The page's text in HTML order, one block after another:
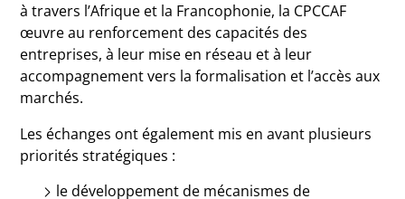
à travers l’Afrique et la Francophonie, la CPCCAF
œuvre au renforcement des capacités des
entreprises, à leur mise en réseau et à leur
accompagnement vers la formalisation et l’accès aux
marchés.
Les échanges ont également mis en avant plusieurs
priorités stratégiques :
le développement de mécanismes de